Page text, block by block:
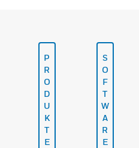
P
R
O
D
U
K
T
E
S
O
F
T
W
A
R
E